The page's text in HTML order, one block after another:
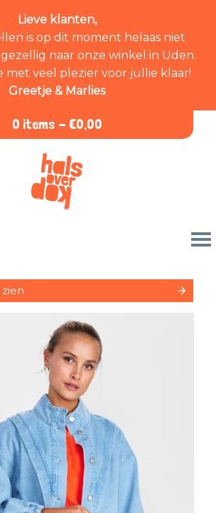
Lieve klanten,
is op dit moment helaas niet
naar onze winkel in Uden.
met veel plezier voor jullie klaar!
Greetje & Marlies
0 items - €0,00